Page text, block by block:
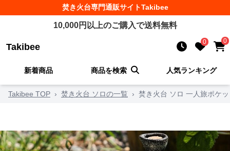
焚き火台専門通販サイトTakibee
10,000円以上のご購入で送料無料
Takibee 0 0
新着商品 商品を検索 人気ランキング
Takibee TOP › 焚き火台 ソロの一覧 › 焚き火台 ソロ 一人旅ポケ